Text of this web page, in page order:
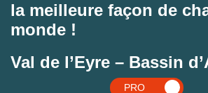
la meilleure façon de
monde !
Val de l’Eyre – Bassin
PRO